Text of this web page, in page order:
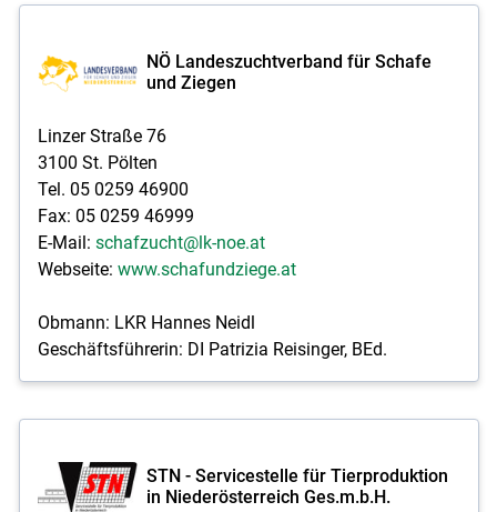
NÖ Landeszuchtverband für Schafe
und Ziegen
Linzer Straße 76
3100 St. Pölten
Tel. 05 0259 46900
Fax: 05 0259 46999
E-Mail: schafzucht@lk-noe.at
Webseite: www.schafundziege.at
Obmann: LKR Hannes Neidl
Geschäftsführerin: DI Patrizia Reisinger, BEd.
STN - Servicestelle für Tierproduktion
in Niederösterreich Ges.m.b.H.